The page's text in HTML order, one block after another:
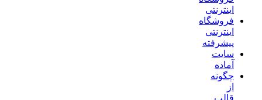
اینترنتی
فروشگاه
اینترنتی
پیشرفته
سایت
آماده
چگونه
از